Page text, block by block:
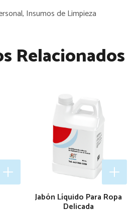
, Insumos de Limpieza
Relacionados
Jabón Líquido Para Ropa
Delicada